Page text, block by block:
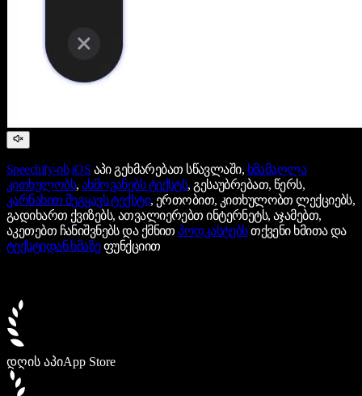
Speechify-ის iOS აპი გეხმარებათ სწავლაში, ხმამაღლა
კითხულობს, ახმოვანებს ტექსტს, გესაუბრებათ, წერს,
კარნახით შეგყავს ტექსტი, ერთობით, კითხულობთ ლექციებს,
გადიხართ ქვიზებს, ათვალიერებთ ინტერნეტს, აჯამებთ,
აკეთებთ ჩანიშვნებს და ქმნითპოდკასტებსთქვენი ხმითა და
ტექსტიდან ხმაზეფუნქციით
დღის აპიApp Store